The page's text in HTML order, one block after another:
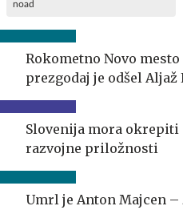
noad
Rokometno Novo
prezgodaj je odšel Aljaž
Slovenija mora
razvojne priložnosti
Umrl je Anton Majcen –